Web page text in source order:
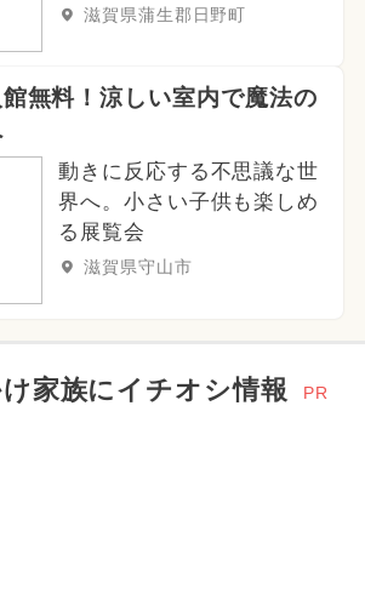
滋賀県蒲生郡日野町
無料！涼しい室内で魔法の
動きに反応する不思議な世
界へ。小さい子供も楽しめ
る展覧会
滋賀県守山市
家族にイチオシ情報 PR